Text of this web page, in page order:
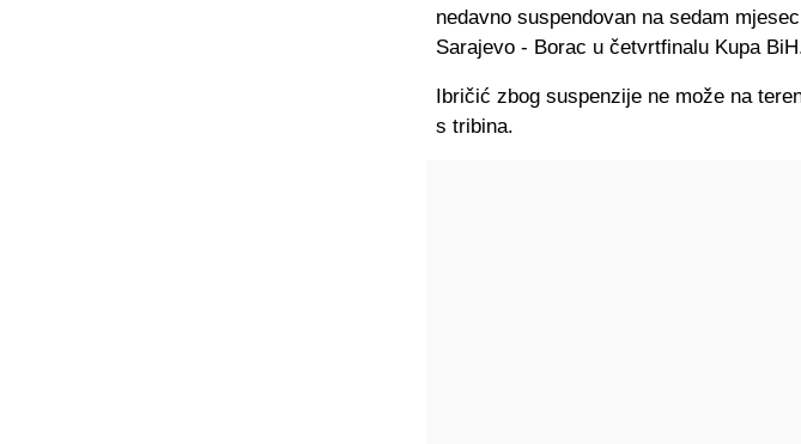
nedavno suspendovan na sedam
Sarajevo - Borac u četvrtfinalu Kupa
Ibričić zbog suspenzije ne može na
s tribina.